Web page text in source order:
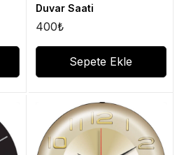
Duvar Saati
400₺
Sepete Ekle